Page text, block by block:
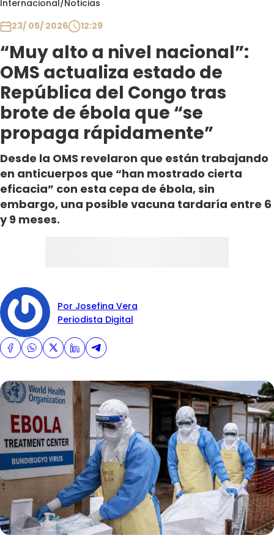
Internacional/Noticias
23/ 05/ 2026
12:29
“Muy alto a nivel nacional”:
OMS actualiza estado de
República del Congo tras
brote de ébola que “se
propaga rápidamente”
Desde la OMS revelaron que están trabajando
en anticuerpos que “han mostrado cierta
eficacia” con esta cepa de ébola, sin
embargo, una posible vacuna tardaría entre 6
y 9 meses.
Por Josefina Vera
Periodista Digital
Club De La Comedia
Contigo en Directo
Plan Perfecto
El Tiempo
Sabingo
Todos Los Programas